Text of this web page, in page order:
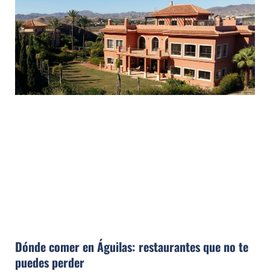
Dónde comer en Águilas: restaurantes que no te
puedes perder